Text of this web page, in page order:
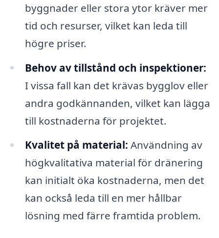
byggnader eller stora ytor kräver mer
tid och resurser, vilket kan leda till
högre priser.
Behov av tillstånd och inspektioner:
I vissa fall kan det krävas bygglov eller
andra godkännanden, vilket kan lägga
till kostnaderna för projektet.
Kvalitet på material: Användning av
högkvalitativa material för dränering
kan initialt öka kostnaderna, men det
kan också leda till en mer hållbar
lösning med färre framtida problem.